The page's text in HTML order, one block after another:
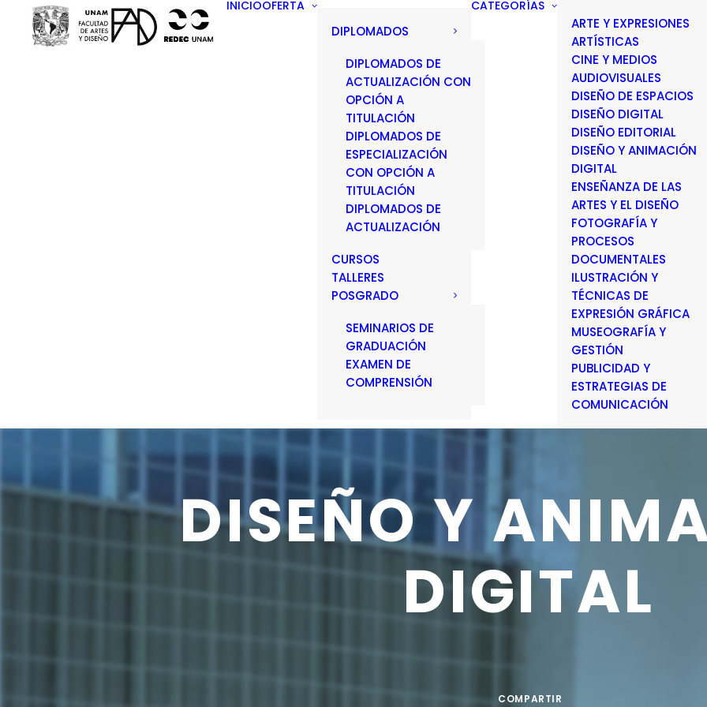
INICIOOFERTA
DIPLOMADOS
DIPLOMADOS DE
ACTUALIZACIÓN CON
OPCIÓN A
TITULACIÓN
DIPLOMADOS DE
ESPECIALIZACIÓN
CON OPCIÓN A
TITULACIÓN
DIPLOMADOS DE
ACTUALIZACIÓN
CURSOS
TALLERES
POSGRADO
SEMINARIOS DE
GRADUACIÓN
EXAMEN DE
COMPRENSIÓN
CATEGORÍAS
ARTE Y EXPRESIONES
ARTÍSTICAS
CINE Y MEDIOS
AUDIOVISUALES
DISEÑO DE ESPACIOS
DISEÑO DIGITAL
DISEÑO EDITORIAL
DISEÑO Y ANIMACIÓN
DIGITAL
ENSEÑANZA DE LAS
ARTES Y EL DISEÑO
FOTOGRAFÍA Y
PROCESOS
DOCUMENTALES
ILUSTRACIÓN Y
TÉCNICAS DE
EXPRESIÓN GRÁFICA
MUSEOGRAFÍA Y
GESTIÓN
PUBLICIDAD Y
ESTRATEGIAS DE
COMUNICACIÓN
DISEÑO Y
DIGITAL
COMPARTIR